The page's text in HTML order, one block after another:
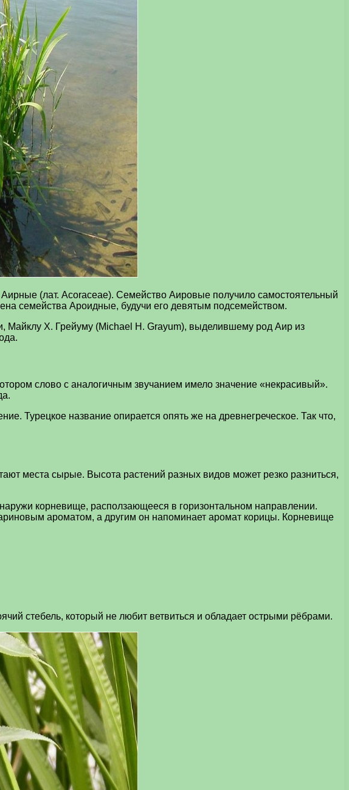
(лат. Acoraceae). Семейство Аировые получило самостоятельный
семейства Ароидные, будучи его девятым подсемейством.
Майклу Х. Грейуму (Michael H. Grayum), выделившему род Аир из
слово с аналогичным звучанием имело значение «некрасивый».
Турецкое название опирается опять же на древнегреческое. Так что,
места сырые. Высота растений разных видов может резко разниться,
корневище, расползающееся в горизонтальном направлении.
ароматом, а другим он напоминает аромат корицы. Корневище
стебель, который не любит ветвиться и обладает острыми рёбрами.